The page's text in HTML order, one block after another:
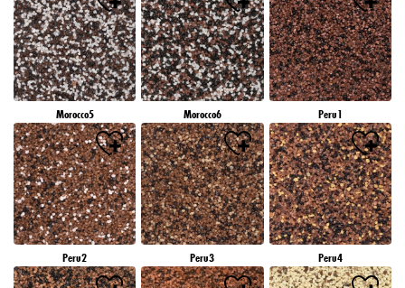
Morocco5 Morocco6 Peru1
Peru2 Peru3 Peru4